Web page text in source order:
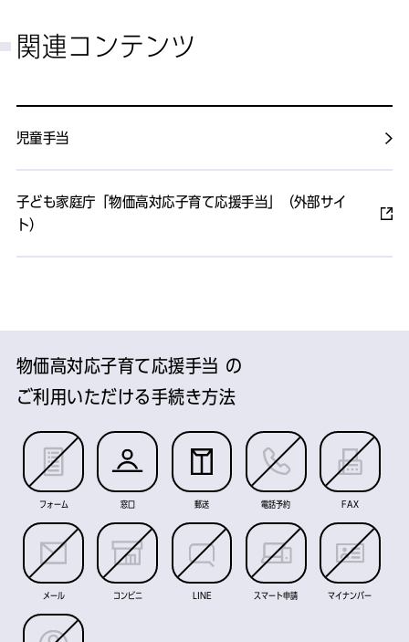
関連コンテンツ
児童手当
子ども家庭庁「物価高対応子育て応援手当」（外部サイ
ト）
物価高対応子育て応援手当 の
ご利用いただける手続き方法
フォーム 窓口 郵送 電話予約 FAX
メール コンビニ LINE スマート申請 マイナンバー